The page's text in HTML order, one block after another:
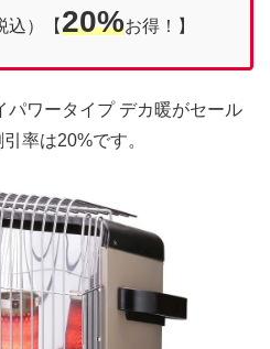
込）【20%お得！】
パワータイプ デカ暖がセール
率は20%です。